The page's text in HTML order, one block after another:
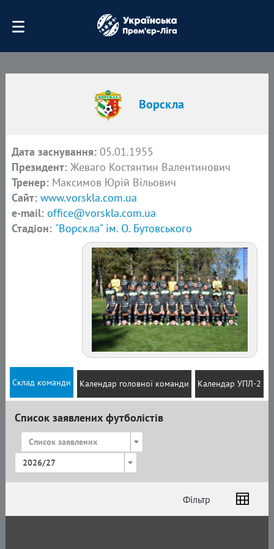
Ворскла
Дата заснування: 05.01.1955
Президент: Жеваго Костянтин Валентинович
Тренер: Максимов Юрій Вільович
Сайт: www.vorskla.com.ua
e-mail: office@vorskla.com.ua
Стадіон: "Ворскла" ім. О. Бутовського
Склад команди Календар головної команди Календар УПЛ-2
Список заявлених футболістів
Список заявлених
2026/27
Фільтр
Список
Амплуа Громадянство